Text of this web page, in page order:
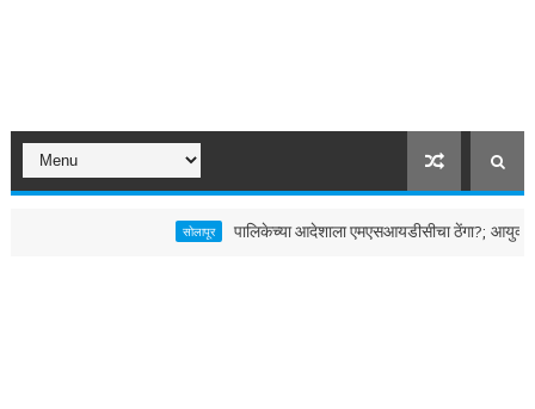
पालिकेच्या आदेशाला एमएसआयडीसीचा ठेंगा?; आयुक्तांच्या